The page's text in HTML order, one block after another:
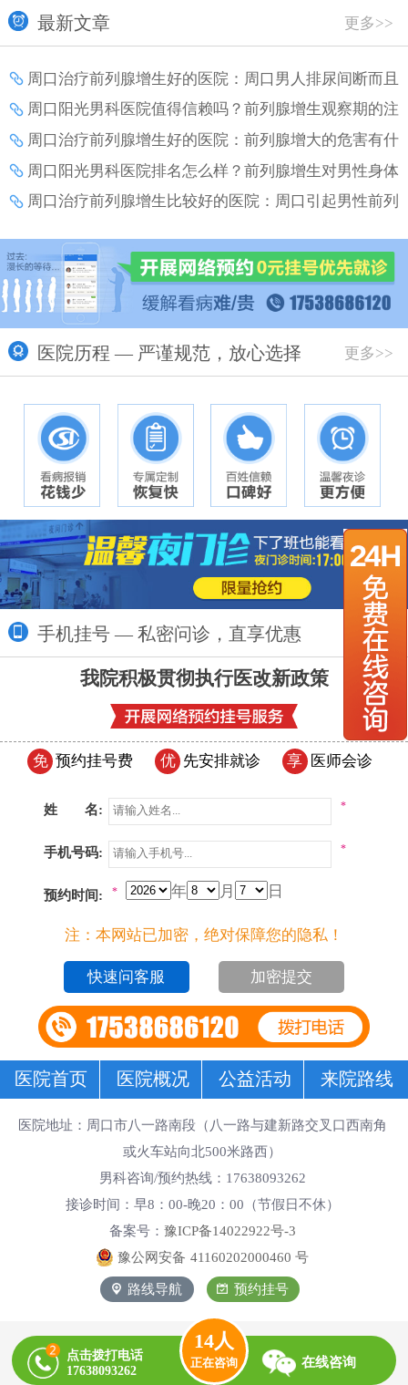
最新文章 更多>>
周口治疗前列腺增生好的医院：周口男人排尿间断而且
疼痛是怎么了？
周口阳光男科医院值得信赖吗？前列腺增生观察期的注
意事项？
周口治疗前列腺增生好的医院：前列腺增大的危害有什
么？
周口阳光男科医院排名怎么样？前列腺增生对男性身体
和生活的影响？
周口治疗前列腺增生比较好的医院：周口引起男性前列
医院历程 — 严谨规范，放心选择 更多>>
手机挂号 — 私密问诊，直享优惠 更多>>
我院积极贯彻执行医改新政策
免 预约挂号费 优 先安排就诊 享 医师会诊
姓 名: *
手机号码: *
预约时间: 年 月 日
*
注：本网站已加密，绝对保障您的隐私！
加密提交
医院首页 医院概况 公益活动 来院路线
医院地址：周口市八一路南段（八一路与建新路交叉口西南角
或火车站向北500米路西）
男科咨询/预约热线：17638093262
接诊时间：早8：00-晚20：00（节假日不休）
备案号： 豫ICP备14022922号-3
豫公网安备 41160202000460 号
路线导航 预约挂号
点击拨打电话
17638093262
在线咨询
14人
正在咨询